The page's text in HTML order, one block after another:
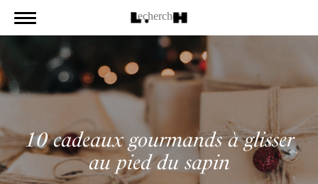
10 cadeaux gourmands à glisser
au pied du sapin